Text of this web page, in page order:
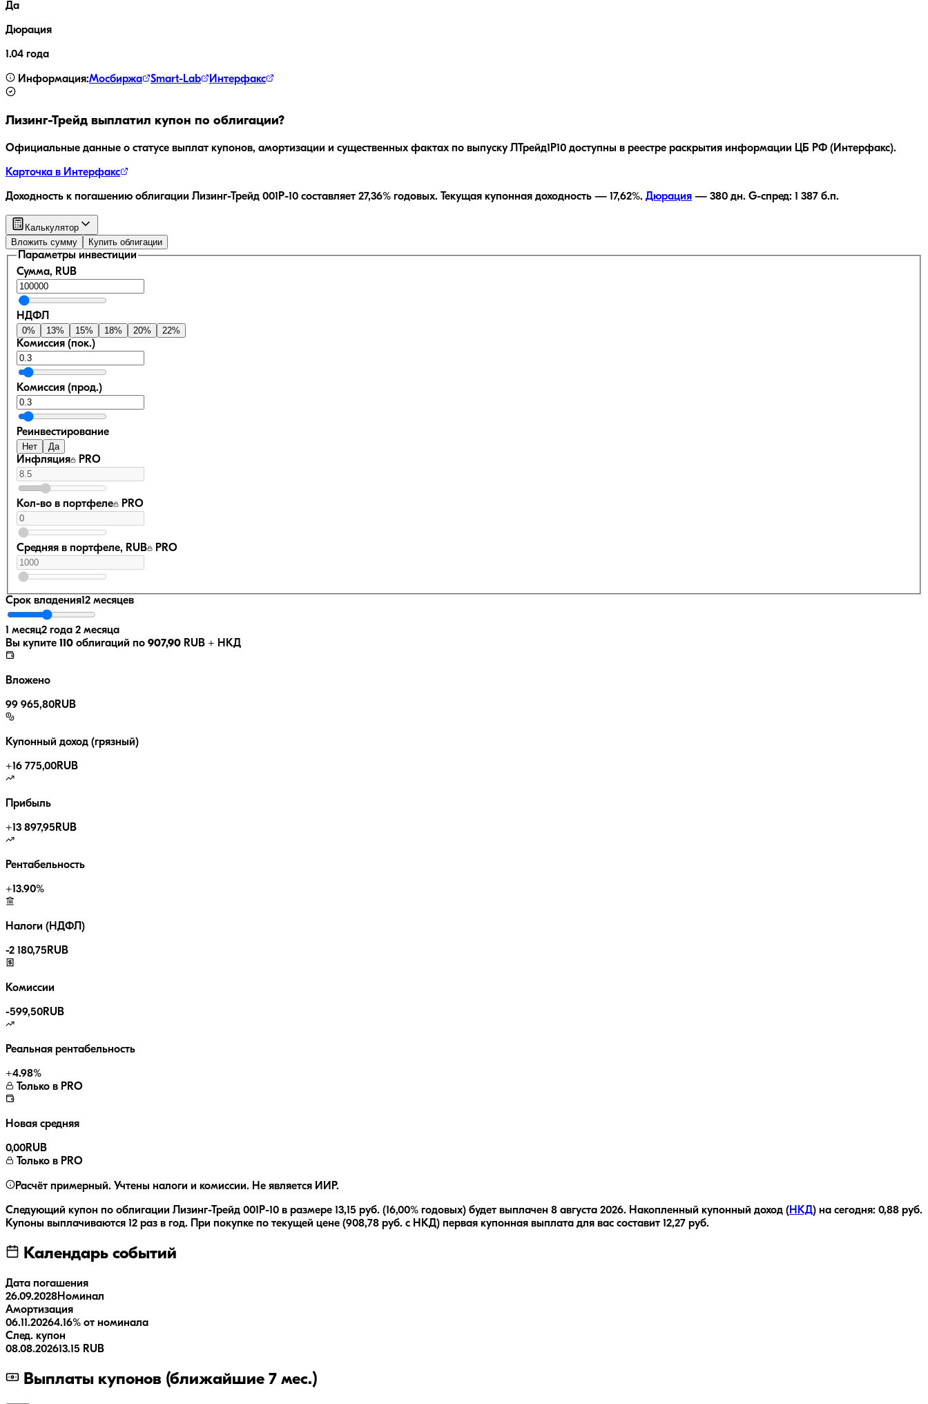
Да
Дюрация
1.04 года
Информация:Мосбиржа Smart-Lab Интерфакс
Лизинг-Трейд выплатил купон по облигации?
Официальные данные о статусе выплат купонов, амортизации и существенных фактах по выпуску ЛТрейд1P10 доступны в реестре раскрытия информации ЦБ РФ (Интерфакс).
Карточка в Интерфакс
Доходность к погашению облигации Лизинг-Трейд 001P-10 составляет 27,36% годовых. Текущая купонная доходность — 17,62%. Дюрация — 380 дн. G-спред: 1 387 б.п.
Калькулятор
Вложить сумму
Купить облигации
Параметры инвестиции
Сумма, RUB
НДФЛ
0% 13% 15% 18% 20% 22%
Комиссия (пок.)
Комиссия (прод.)
Реинвестирование
Нет Да
Инфляция PRO
Кол-во в портфеле PRO
Средняя в портфеле, RUB PRO
Срок владения12 месяцев
1 месяц2 года 2 месяца
Вы купите 110 облигаций по 907,90 RUB + НКД
Вложено
99 965,80RUB
Купонный доход (грязный)
+16 775,00RUB
Прибыль
+13 897,95 RUB
Рентабельность
+13.90%
Налоги (НДФЛ)
-2 180,75 RUB
Комиссии
-599,50RUB
Реальная рентабельность
+4.98%
Только в PRO
Новая средняя
0,00RUB
Только в PRO
Расчёт примерный. Учтены налоги и комиссии. Не является ИИР.
Следующий купон по облигации Лизинг-Трейд 001P-10 в размере 13,15 руб. (16,00% годовых) будет выплачен 8 августа 2026. Накопленный купонный доход ( НКД) на сегодня: 0,88 руб.
Купоны выплачиваются 12 раз в год. При покупке по текущей цене (908,78 руб. с НКД) первая купонная выплата для вас составит 12,27 руб.
Календарь событий
Дата погашения
26.09.2028Номинал
Амортизация
06.11.20264.16% от номинала
След. купон
08.08.202613.15 RUB
Выплаты купонов (ближайшие 7 мес.)